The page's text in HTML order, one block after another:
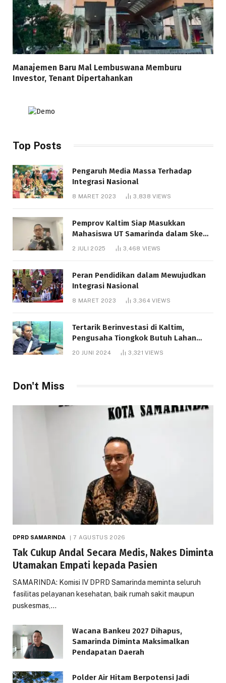
Manajemen Baru Mal Lembuswana Memburu
Investor, Tenant Dipertahankan
Top Posts
Pengaruh Media Massa Terhadap
Integrasi Nasional
8 MARET 2023 3,838VIEWS
Pemprov Kaltim Siap Masukkan
Mahasiswa UT Samarinda dalam Skema
Bantuan Pendidikan Gratispol
2 JULI 2025 3,468 VIEWS
Peran Pendidikan dalam Mewujudkan
Integrasi Nasional
8 MARET 2023 3,364VIEWS
Tertarik Berinvestasi di Kaltim,
Pengusaha Tiongkok Butuh Lahan
20 JUNI 2024 3,321VIEWS
Don't Miss
DPRD SAMARINDA 7 AGUSTUS 2026
Tak Cukup Andal Secara Medis, Nakes Diminta
Utamakan Empati kepada Pasien
SAMARINDA: Komisi IV DPRD Samarinda meminta seluruh
fasilitas pelayanan kesehatan, baik rumah sakit maupun
puskesmas,…
Wacana Bankeu 2027 Dihapus,
Samarinda Diminta Maksimalkan
Pendapatan Daerah
Polder Air Hitam Berpotensi Jadi